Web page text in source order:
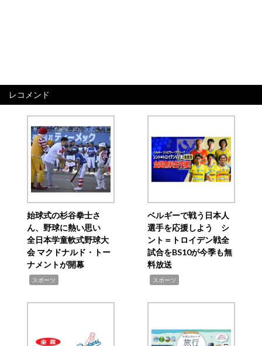
レコメンド
始球式の杉谷拳士さ
ん、野球に熱い思い
全日本学童軟式野球大
会 マクドナルド・トー
ナメントが開幕
スポーツ
ベルギーで戦う日本人
選手を応援しよう シ
ント＝トロイデン戦全
試合をBS10が今季も無
料放送
スポーツ